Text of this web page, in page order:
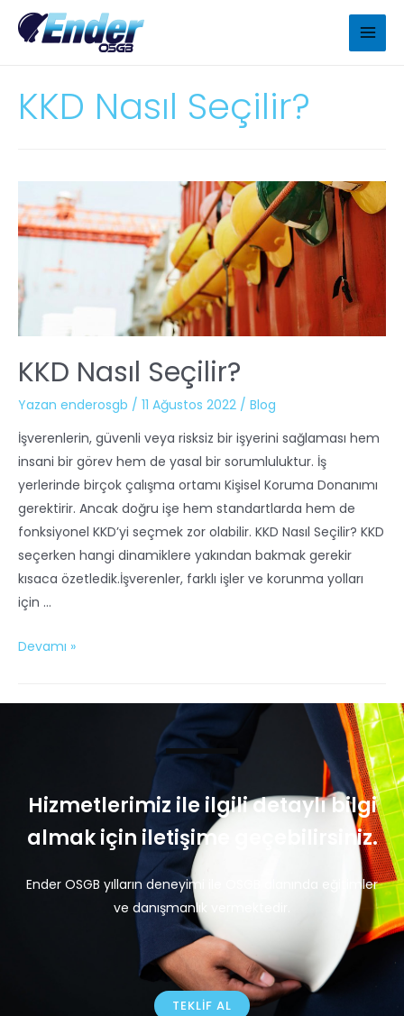
KKD Nasıl Seçilir?
KKD Nasıl Seçilir?
Yazan enderosgb / 11 Ağustos 2022 / Blog
İşverenlerin, güvenli veya risksiz bir işyerini sağlaması hem
insani bir görev hem de yasal bir sorumluluktur. İş
yerlerinde birçok çalışma ortamı Kişisel Koruma Donanımı
gerektirir. Ancak doğru işe hem standartlarda hem de
fonksiyonel KKD’yi seçmek zor olabilir. KKD Nasıl Seçilir? KKD
seçerken hangi dinamiklere yakından bakmak gerekir
kısaca özetledik.İşverenler, farklı işler ve korunma yolları
için …
Devamı »
Hizmetlerimiz ile ilgili detaylı bilgi
almak için iletişime geçebilirsiniz.
Ender OSGB yılların deneyimi ile OSGB alanında eğitimler
ve danışmanlık vermektedir.
TEKLIF AL